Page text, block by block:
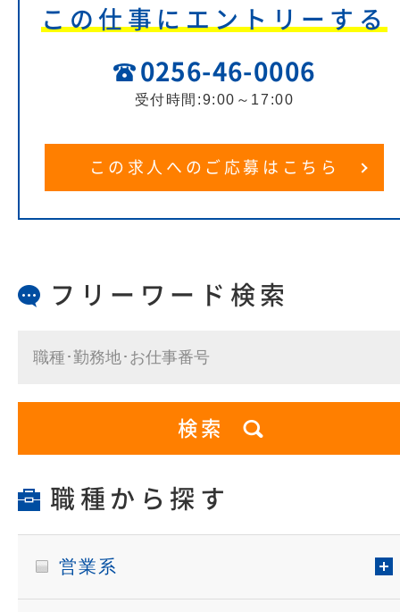
この仕事にエントリーする
0256-46-0006
受付時間:9:00～17:00
この求人へのご応募はこちら
フリーワード検索
職種から探す
営業系